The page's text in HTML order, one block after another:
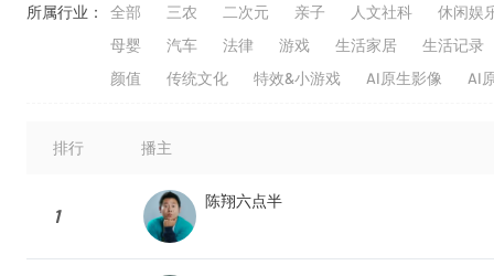
所属行业： 全部 三农 二次元 亲子 人文社科
休闲娱
母婴
汽车 法律 游戏 生活家居
生活记录
颜值
传统文化 特效&小游戏 AI原生影像 AI
排行 播主
1
陈翔六点半